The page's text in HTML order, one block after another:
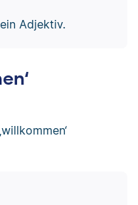
Adjektiv.